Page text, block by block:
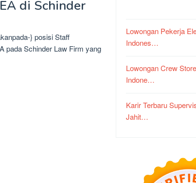
di Schinder
} posisi Staff
pada Schinder Law Firm yang
Lowongan Pekerja
Indones…
Lowongan Crew
Indone…
Karir Terbaru
Jahit…